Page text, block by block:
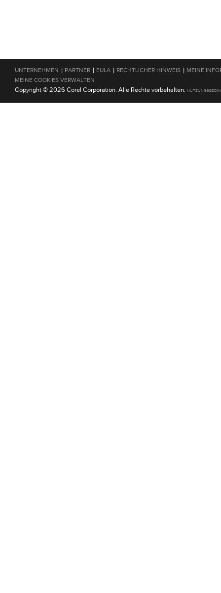
UNTERNEHMEN | PARTNER | EULA | RECHTLICHER HINWEIS | MEINE
MEINE COOKIES VERWALTEN
Copyright © 2026 Corel Corporation. Alle Rechte vorbehalten.